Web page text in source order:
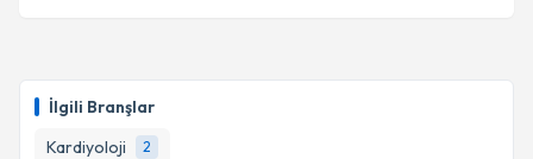
İlgili Branşlar
Kardiyoloji
2